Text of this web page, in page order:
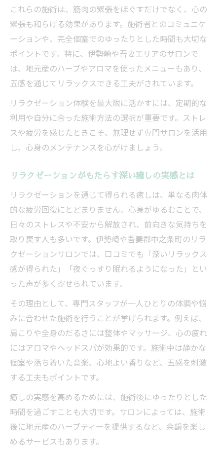
リラクゼーションで毎日に癒しを生み出す
方法
生活リズムに合わせたリラクゼーションの
工夫例
伊勢崎のリラクゼーション活用術とは
リラクゼーションを活用する伊勢崎での楽
しみ方
伊勢崎で人気のリラクゼーションサロンの
特徴
リラクゼーションと伊勢崎マッサージの組
スマーク伊勢崎店も参考にしたリラクゼー
ション選び
伊勢崎エリアでリラクゼーションが支持さ
れる理由
中之条町で感じる癒しの時間の過ごし方
リラクゼーションで中之条町の癒し時間を
満喫する法
すめ方法
リラクゼーションが叶える中之条町での心
安らぐ時間
地元で味わうリラクゼーションの特別なひ
ととき
の魅力
リラクゼーションを選ぶ際の重要ポイント
リラクゼーション選びで重視したいポイン
これらの施術は、筋肉の緊張をほぐすだけでなく、心の
緊張も和らげる効果があります。施術者とのコミュニケ
ーションや、完全個室でのゆったりとした時間も大切な
ポイントです。特に、伊勢崎や吾妻エリアのサロンで
は、地元産のハーブやアロマを使ったメニューもあり、
五感を通じてリラックスできる工夫がされています。
リラクゼーション体験を最大限に活かすには、定期的な
利用や自分に合った施術方法の選択が重要です。ストレ
スや疲労を感じたときこそ、無理せず専門サロンを活用
し、心身のメンテナンスを心がけましょう。
リラクゼーションがもたらす深い癒しの実感とは
リラクゼーションを通じて得られる癒しは、単なる肉体
的な疲労回復にとどまりません。心身がゆるむことで、
日々のストレスや不安から解放され、前向きな気持ちを
取り戻す人も多いです。伊勢崎や吾妻郡中之条町のリラ
クゼーションサロンでは、口コミでも「深いリラックス
感が得られた」「夜ぐっすり眠れるようになった」とい
った声が多く寄せられています。
その理由として、専門スタッフが一人ひとりの体調や悩
みに合わせた施術を行うことが挙げられます。例えば、
肩こりや全身のだるさには整体やマッサージ、心の疲れ
にはアロマやヘッドスパが効果的です。施術中は静かな
個室や落ち着いた音楽、心地よい香りなど、五感を刺激
する工夫もポイントです。
癒しの実感を高めるためには、施術後にゆったりとした
時間を過ごすことも大切です。サロンによっては、施術
後に地元産のハーブティーを提供するなど、余韻を楽し
めるサービスもあります。